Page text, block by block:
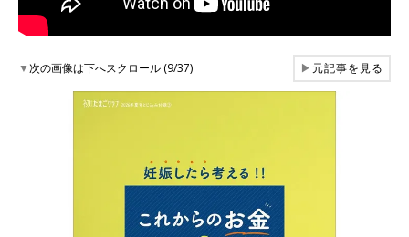
▼次の画像は下へスクロール (9/37) ▶元記事を見る